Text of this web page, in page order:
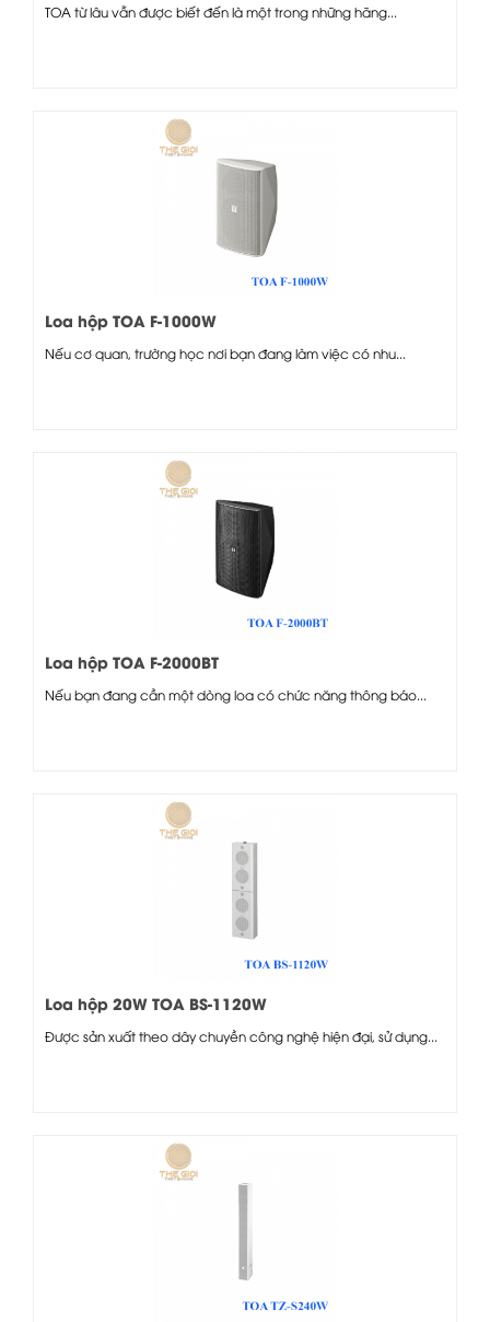
TOA từ lâu vẫn được biết đến là một trong những hãng...
Loa hộp TOA F-1000W
Nếu cơ quan, trường học nơi bạn đang làm việc có nhu...
Loa hộp TOA F-2000BT
Nếu bạn đang cần một dòng loa có chức năng thông báo...
Loa hộp 20W TOA BS-1120W
Được sản xuất theo dây chuyền công nghệ hiện đại, sử dụng...